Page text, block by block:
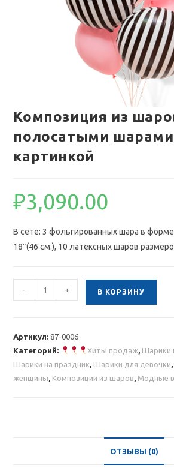
Композиция из
полосатыми
картинкой
₽3,090.00
В сете: 3 фольгированных шара в
18″(46 см.), 10 латексных шаров
Количество
товара
с
полосатыми
- + В КОРЗИНУ
Артикул:87-0006
Категорий:
Хиты продаж, Шарики
Шарики на праздник, Шарики для девочки,
женщины, Композиции из шаров, Модные
ОТЗЫВЫ (0)